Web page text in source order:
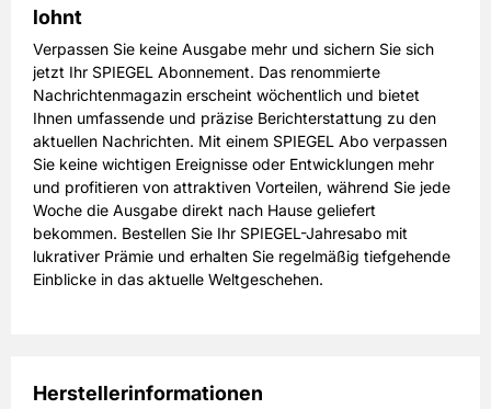
lohnt
Verpassen Sie keine Ausgabe mehr und sichern Sie sich
jetzt Ihr SPIEGEL Abonnement. Das renommierte
Nachrichtenmagazin erscheint wöchentlich und bietet
Ihnen umfassende und präzise Berichterstattung zu den
aktuellen Nachrichten. Mit einem SPIEGEL Abo verpassen
Sie keine wichtigen Ereignisse oder Entwicklungen mehr
und profitieren von attraktiven Vorteilen, während Sie jede
Woche die Ausgabe direkt nach Hause geliefert
bekommen. Bestellen Sie Ihr SPIEGEL-Jahresabo mit
lukrativer Prämie und erhalten Sie regelmäßig tiefgehende
Einblicke in das aktuelle Weltgeschehen.
Herstellerinformationen